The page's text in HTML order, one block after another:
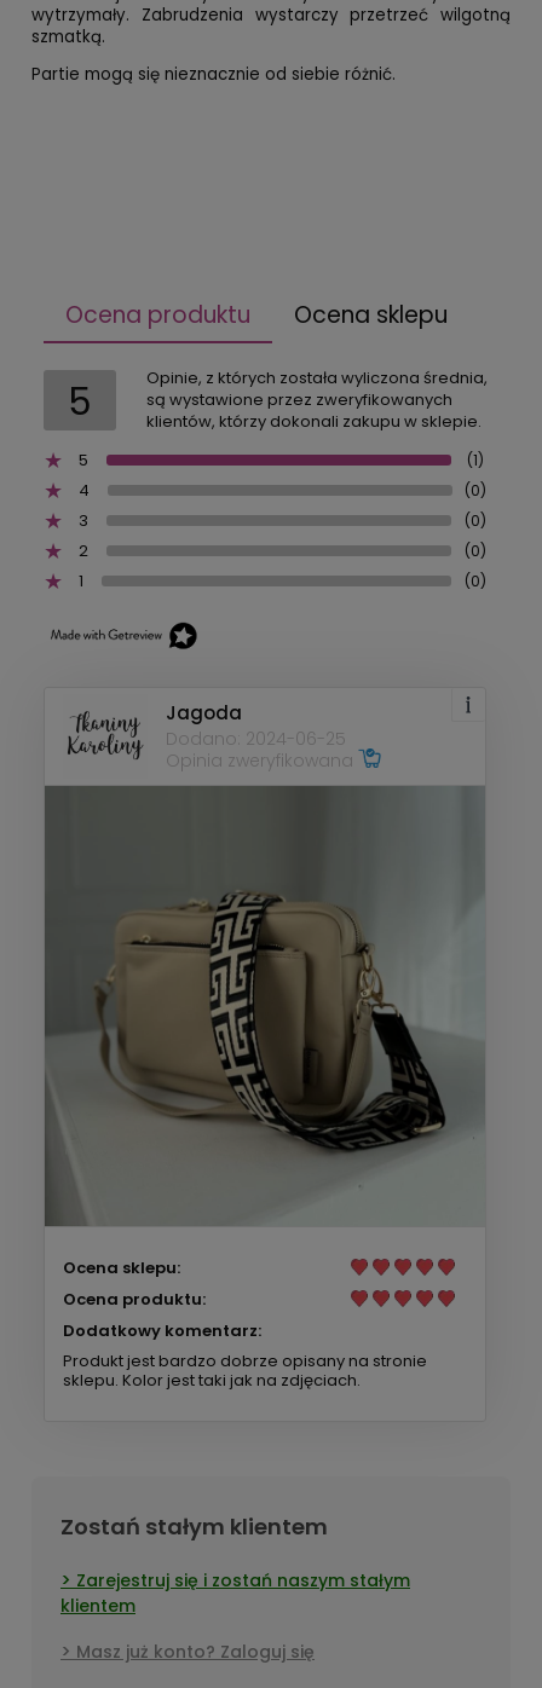
wytrzymały. Zabrudzenia wystarczy przetrzeć wilgotną
szmatką.
Partie mogą się nieznacznie od siebie różnić.
Ocena produktu Ocena sklepu
5
Opinie, z których została wyliczona średnia,
są wystawione przez zweryfikowanych
klientów, którzy dokonali zakupu w sklepie.
5
(1)
4 (0)
3 (0)
2 (0)
1 (0)
Jagoda
Dodano: 2024-06-25
Opinia zweryfikowana
Ocena sklepu:
Ocena produktu:
Dodatkowy komentarz:
Produkt jest bardzo dobrze opisany na stronie
sklepu. Kolor jest taki jak na zdjęciach.
Zostań stałym klientem
Zarejestruj się i zostań naszym stałym
klientem
Masz już konto? Zaloguj się